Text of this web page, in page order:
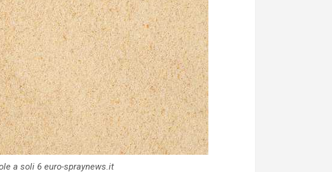
a soli 6 euro-spraynews.it